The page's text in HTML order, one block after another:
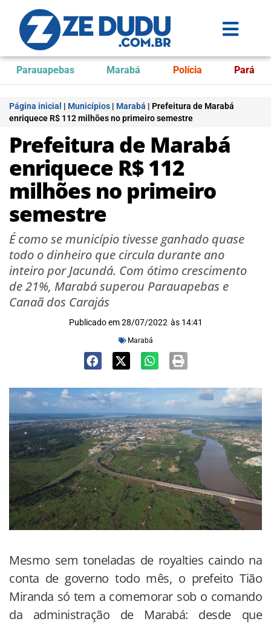
Parauapebas Marabá Polícia Pará
Página inicial | Municípios | Marabá | Prefeitura de Marabá
enriquece R$ 112 milhões no primeiro semestre
Prefeitura de Marabá
enriquece R$ 112
milhões no primeiro
semestre
É como se município tivesse ganhado quase
todo o dinheiro que circula durante ano
inteiro por Jacundá. Com ótimo crescimento
de 21%, Marabá superou Parauapebas e
Canaã dos Carajás
Publicado em 28/07/2022 às 14:41
Marabá
Mesmo sem toneladas de royalties caindo na
conta de governo todo mês, o prefeito Tião
Miranda só tem a comemorar sob o comando
da administração de Marabá: desde que